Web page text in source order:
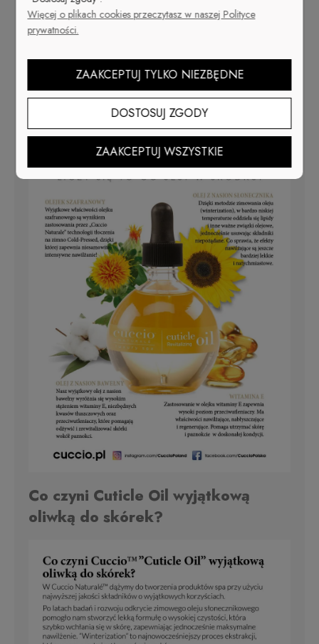
Liczy się to co jest w środku -
rewitalizujący olejek do skórek
Co czyni Cuticle Oil wyjątkową
oliwką do skórek?
Więcej o plikach cookies przeczytasz w naszej Polityce
prywatności.
ZAAKCEPTUJ TYLKO NIEZBĘDNE
DOSTOSUJ ZGODY
ZAAKCEPTUJ WSZYSTKIE